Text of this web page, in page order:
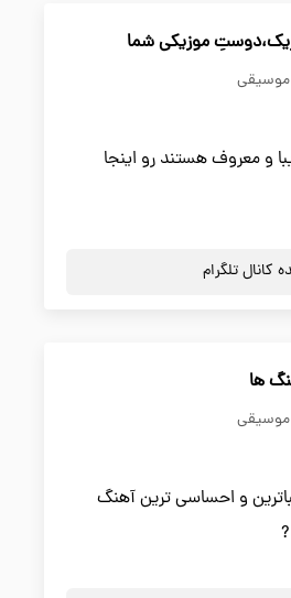
موزیکی شما
موسیقی
و معروف هستند رو اینجا
کانال تلگرام
ها
موسیقی
و احساسی ترین آهنگ